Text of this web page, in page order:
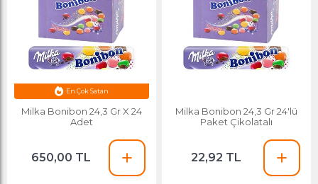
En Çok Satan
Esnafa Özel Fiyat
Milka Bonibon 24,3 Gr X 24
Adet
650,00 TL
Milka Bonibon 24,3 Gr 24'lü
Paket Çikolatalı
22,92 TL